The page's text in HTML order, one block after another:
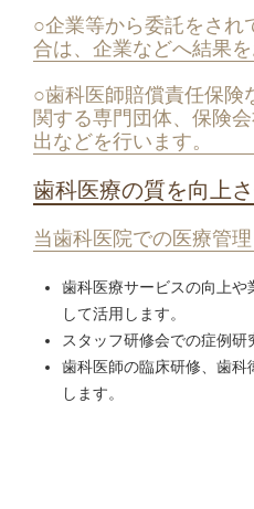
○企業等から委託をされ
合は、企業などへ結果を
○歯科医師賠償責任保険
関する専門団体、保険
出などを行います。
歯科医療の質を向上
当歯科医院での医療管
歯科医療サービスの向上や
して活用します。
スタッフ研修会での症例研
歯科医師の臨床研修、歯科
します。